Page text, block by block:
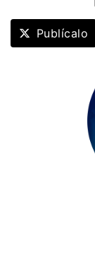
Publícalo